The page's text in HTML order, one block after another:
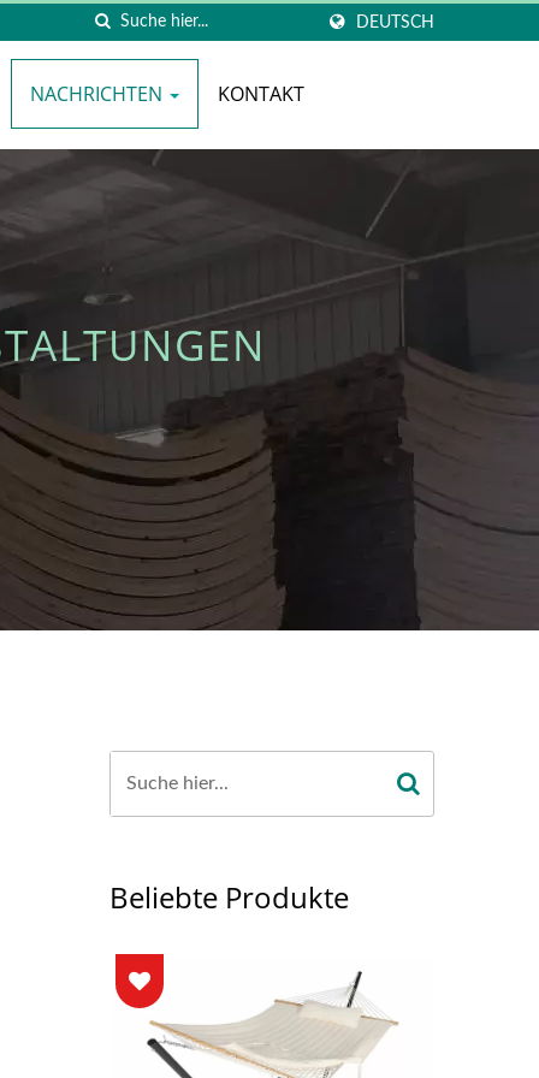
DEUTSCH
NACHRICHTEN KONTAKT
Beliebte Produkte